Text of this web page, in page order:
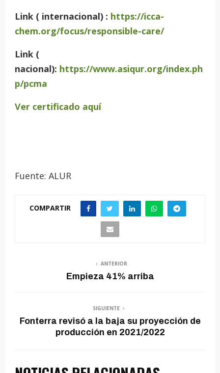
Link ( internacional) : https://icca-
chem.org/focus/responsible-care/
Link (
nacional): https://www.asiqur.org/index.ph
p/pcma
Ver certificado aquí
Fuente: ALUR
COMPARTIR
ANTERIOR
Empieza 41% arriba
SIGUIENTE
Fonterra revisó a la baja su proyección de
producción en 2021/2022